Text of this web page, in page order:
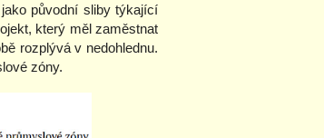
původní sliby týkající
který měl zaměstnat
rozplývá v nedohlednu.
zóny.